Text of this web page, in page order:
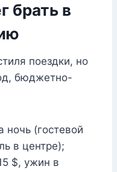
брать в
поездки, но
бюджетно-
ночь (гостевой
в центре);
$, ужин в